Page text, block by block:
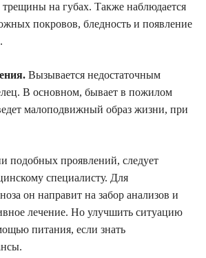
на губах. Также наблюдается
покровов, бледность и появление
Вызывается недостаточным
В основном, бывает в пожилом
малоподвижный образ жизни, при
подобных проявлений, следует
специалисту. Для
он направит на забор анализов и
лечение. Но улучшить ситуацию
питания, если знать